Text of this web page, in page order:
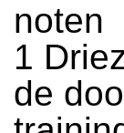
noten
1
de